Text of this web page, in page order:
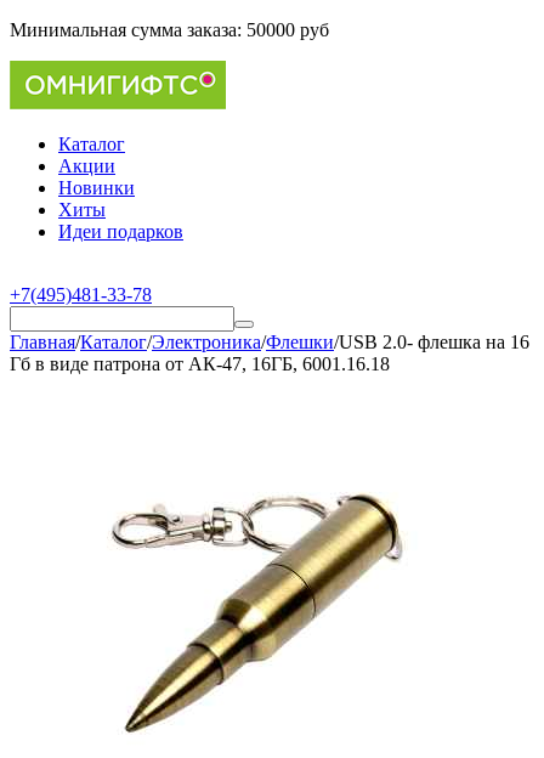
Минимальная сумма заказа: 50000 руб
Каталог
Акции
Новинки
Хиты
Идеи подарков
+7(495)481-33-78
Главная/Каталог/Электроника/Флешки/USB 2.0- флешка на 16
Гб в виде патрона от АК-47, 16ГБ, 6001.16.18